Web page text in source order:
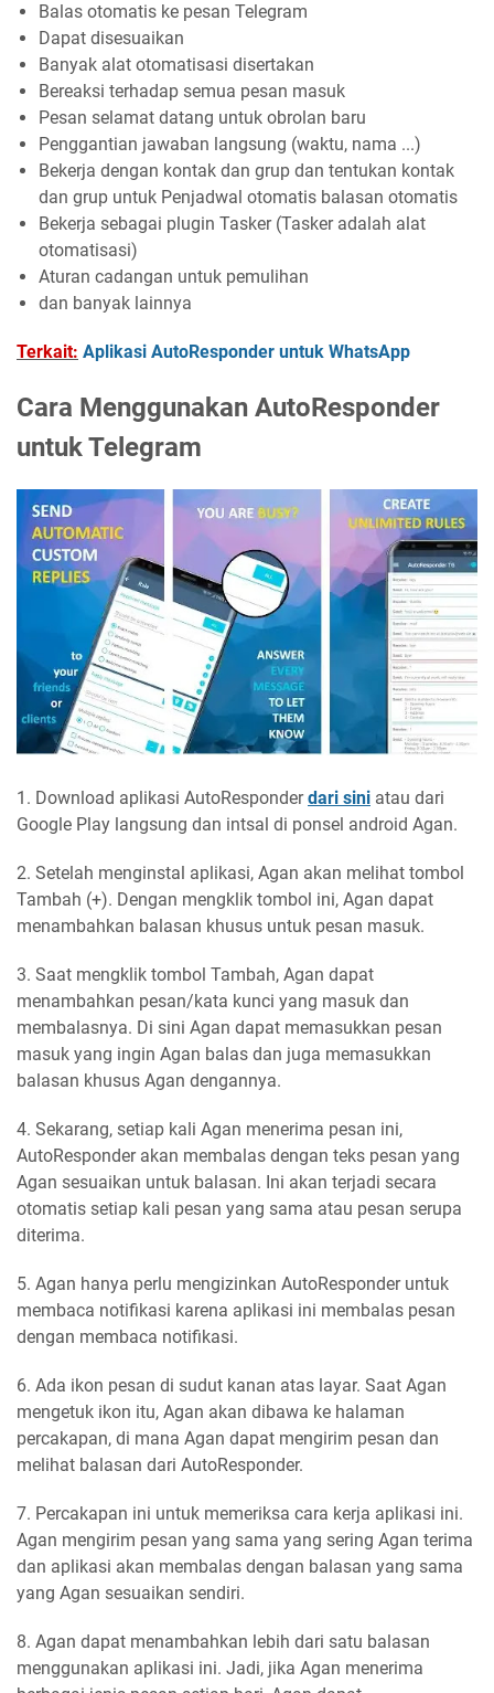
Balas otomatis ke pesan Telegram
Dapat disesuaikan
Banyak alat otomatisasi disertakan
Bereaksi terhadap semua pesan masuk
Pesan selamat datang untuk obrolan baru
Penggantian jawaban langsung (waktu, nama ...)
Bekerja dengan kontak dan grup dan tentukan kontak
dan grup untuk Penjadwal otomatis balasan otomatis
Bekerja sebagai plugin Tasker (Tasker adalah alat
otomatisasi)
Aturan cadangan untuk pemulihan
dan banyak lainnya
Terkait: Aplikasi AutoResponder untuk WhatsApp
Cara Menggunakan AutoResponder
untuk Telegram
1. Download aplikasi AutoResponderdari sini atau dari
Google Play langsung dan intsal di ponsel android Agan.
2. Setelah menginstal aplikasi, Agan akan melihat tombol
Tambah (+). Dengan mengklik tombol ini, Agan dapat
menambahkan balasan khusus untuk pesan masuk.
3. Saat mengklik tombol Tambah, Agan dapat
menambahkan pesan/kata kunci yang masuk dan
membalasnya. Di sini Agan dapat memasukkan pesan
masuk yang ingin Agan balas dan juga memasukkan
balasan khusus Agan dengannya.
4. Sekarang, setiap kali Agan menerima pesan ini,
AutoResponder akan membalas dengan teks pesan yang
Agan sesuaikan untuk balasan. Ini akan terjadi secara
otomatis setiap kali pesan yang sama atau pesan serupa
diterima.
5. Agan hanya perlu mengizinkan AutoResponder untuk
membaca notifikasi karena aplikasi ini membalas pesan
dengan membaca notifikasi.
6. Ada ikon pesan di sudut kanan atas layar. Saat Agan
mengetuk ikon itu, Agan akan dibawa ke halaman
percakapan, di mana Agan dapat mengirim pesan dan
melihat balasan dari AutoResponder.
7. Percakapan ini untuk memeriksa cara kerja aplikasi ini.
Agan mengirim pesan yang sama yang sering Agan terima
dan aplikasi akan membalas dengan balasan yang sama
yang Agan sesuaikan sendiri.
8. Agan dapat menambahkan lebih dari satu balasan
menggunakan aplikasi ini. Jadi, jika Agan menerima